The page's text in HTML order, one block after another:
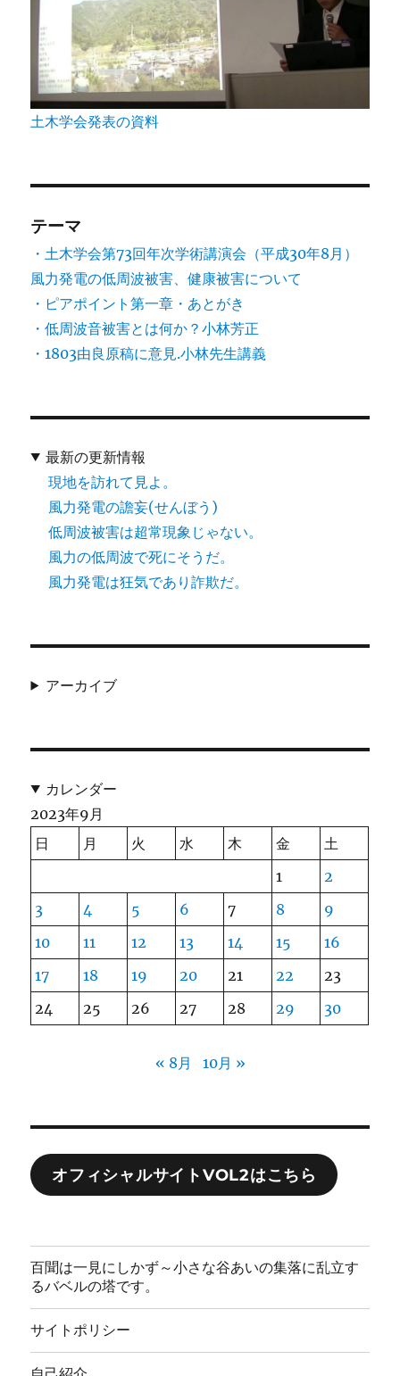
土木学会発表の資料
テーマ
・土木学会第73回年次学術講演会（平成30年8月）
風力発電の低周波被害、健康被害について
・ピアポイント第一章・あとがき
・低周波音被害とは何か？小林芳正
・1803由良原稿に意見.小林先生講義
最新の更新情報
現地を訪れて見よ。
風力発電の譫妄(せんぼう)
低周波被害は超常現象じゃない。
風力の低周波で死にそうだ。
風力発電は狂気であり詐欺だ。
アーカイブ
カレンダー
2023年9月
日
月 火 水 木 金
土
1
2
3
4 5 6 7 8
9
10
11 12 13 14 15
16
17
18 19 20 21 22
23
24
25 26 27 28 29 30
« 8月 10月 »
オフィシャルサイトVOL2はこちら
百聞は一見にしかず～小さな谷あいの集落に乱立す
るバベルの塔です。
サイトポリシー